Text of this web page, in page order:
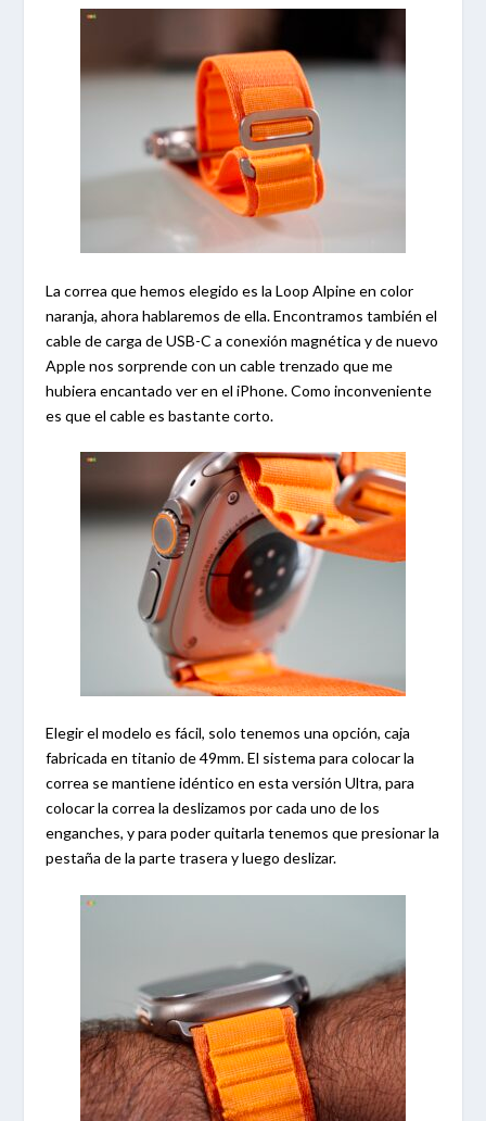
La correa que hemos elegido es la Loop Alpine en color
naranja, ahora hablaremos de ella. Encontramos también el
cable de carga de USB-C a conexión magnética y de nuevo
Apple nos sorprende con un cable trenzado que me
hubiera encantado ver en el iPhone. Como inconveniente
es que el cable es bastante corto.
Elegir el modelo es fácil, solo tenemos una opción, caja
fabricada en titanio de 49mm. El sistema para colocar la
correa se mantiene idéntico en esta versión Ultra, para
colocar la correa la deslizamos por cada uno de los
enganches, y para poder quitarla tenemos que presionar la
pestaña de la parte trasera y luego deslizar.